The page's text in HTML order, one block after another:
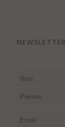
NEWSLETTER